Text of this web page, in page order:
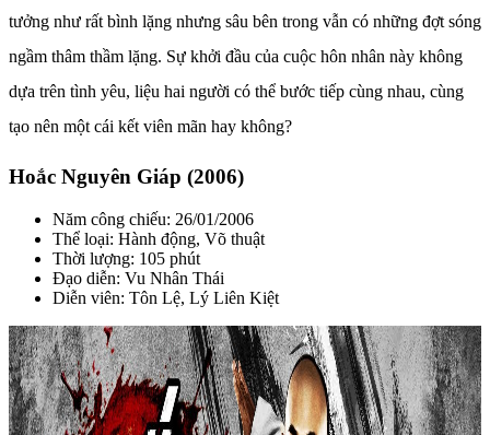
tưởng như rất bình lặng nhưng sâu bên trong vẫn có những đợt sóng
ngầm thâm thầm lặng. Sự khởi đầu của cuộc hôn nhân này không
dựa trên tình yêu, liệu hai người có thể bước tiếp cùng nhau, cùng
tạo nên một cái kết viên mãn hay không?
Hoắc Nguyên Giáp (2006)
Năm công chiếu: 26/01/2006
Thể loại: Hành động, Võ thuật
Thời lượng: 105 phút
Đạo diễn: Vu Nhân Thái
Diễn viên: Tôn Lệ, Lý Liên Kiệt